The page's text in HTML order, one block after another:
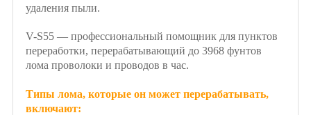
удаления пыли.
V-S55 — профессиональный помощник для пунктов
переработки, перерабатывающий до 3968 фунтов
лома проволоки и проводов в час.
Типы лома, которые он может перерабатывать,
включают: